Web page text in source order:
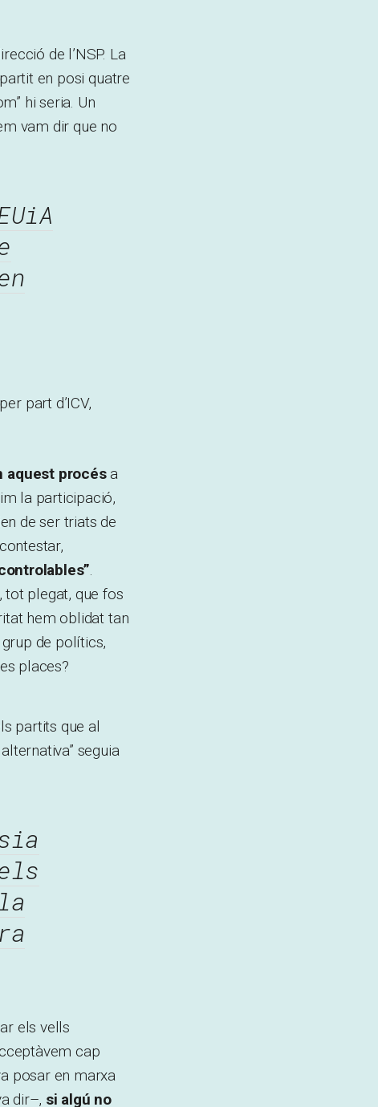
de l’NSP. La
partit en posi quatre
hi seria. Un
vam dir que no
part d’ICV,
aquest procésa
la participació,
de ser triats de
.
tot plegat, que fos
hem oblidat tan
de polítics,
places?
partits que al
seguia
els vells
cap
posar en marxa
dir–, si algú no